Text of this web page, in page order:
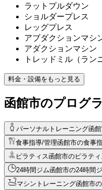
ラットプルダウン
ショルダープレス
レッグプレス
アブダクションマシ
アダクションマシン
トレッドミル（ラン
料金・設備をもっと見る
函館市のプログ
パーソナルトレーニング函
食事指導/管理函館市の食事
ピラティス函館市のピラテ
24時間ジム函館市の24時間
マシントレーニング函館市